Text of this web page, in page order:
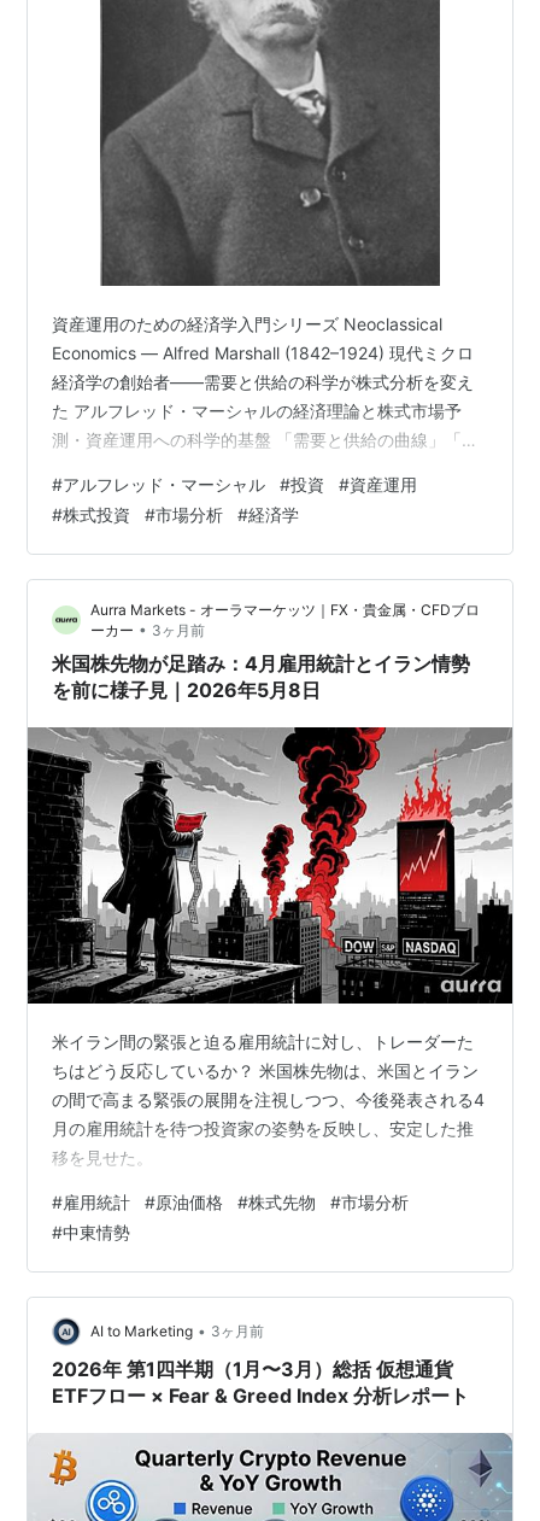
資産運用のための経済学入門シリーズ Neoclassical
Economics — Alfred Marshall (1842–1924) 現代ミクロ
経済学の創始者——需要と供給の科学が株式分析を変え
た アルフレッド・マーシャルの経済理論と株式市場予
測・資産運用への科学的基盤 「需要と供給の曲線」「価
代の経済学教科書に必ず登場する基本概念です。 すべて
アルフレッド・マーシャルが体系化したものです。 ケイ
ンズの師でもあるマーシャルの理論は、企業の価格競争
力分析・ ブランド価値の定量評価・ネットワーク効果の
理解・株式市場の需給分析に 今日も直接…
#アルフレッド・マーシャル #投資 #資産運用
#株式投資 #市場分析 #経済学
Aurra Markets - オーラマーケッツ｜FX・貴金属・CFDブロ
ーカー • 3ヶ月前
米国株先物が足踏み：4月雇用統計とイラン情勢
を前に様子見｜2026年5月8日
米イラン間の緊張と迫る雇用統計に対し、トレーダーた
ちはどう反応しているか？ 米国株先物は、米国とイラン
の間で高まる緊張の展開を注視しつつ、今後発表される4
月の雇用統計を待つ投資家の姿勢を反映し、安定した推
移を見せた。
#雇用統計 #原油価格 #株式先物 #市場分析
#中東情勢
AI to Marketing • 3ヶ月前
2026年 第1四半期（1月〜3月）総括 仮想通貨
ETFフロー × Fear & Greed Index 分析レポート